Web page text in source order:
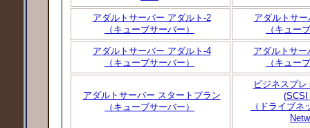
アダルトサーバー アダルト-2
（キューブサーバー）
アダルトサ
（キュー
アダルトサーバー アダルト-4
（キューブサーバー）
アダルトサ
（キュー
アダルトサーバー スタートプラン
（キューブサーバー）
ビジネスプ
(SCSI
（ドライブ